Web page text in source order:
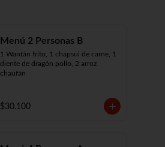
Menú 2 Personas B
1 Wantán frito, 1 chapsui de carne, 1
diente de dragón pollo, 2 arroz
chaufán
$30.100